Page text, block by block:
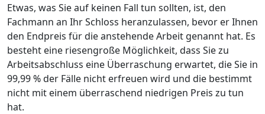
Etwas, was Sie auf keinen Fall tun sollten, ist, den
Fachmann an Ihr Schloss heranzulassen, bevor er Ihnen
den Endpreis für die anstehende Arbeit genannt hat. Es
besteht eine riesengroße Möglichkeit, dass Sie zu
Arbeitsabschluss eine Überraschung erwartet, die Sie in
99,99 % der Fälle nicht erfreuen wird und die bestimmt
nicht mit einem überraschend niedrigen Preis zu tun
hat.